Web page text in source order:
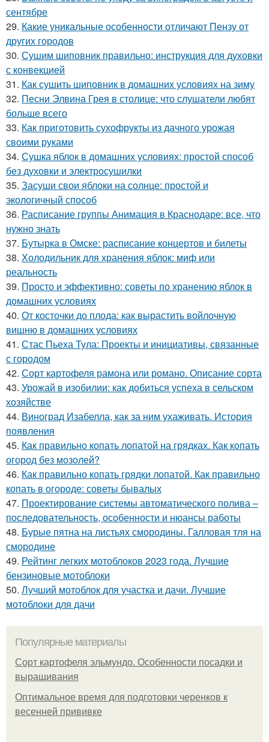
сентябре
29. Какие уникальные особенности отличают Пензу от
других городов
30. Сушим шиповник правильно: инструкция для духовки
с конвекцией
31. Как сушить шиповник в домашних условиях на зиму
32. Песни Элвина Грея в столице: что слушатели любят
больше всего
33. Как приготовить сухофрукты из дачного урожая
своими руками
34. Сушка яблок в домашних условиях: простой способ
без духовки и электросушилки
35. Засуши свои яблоки на солнце: простой и
экологичный способ
36. Расписание группы Анимация в Краснодаре: все, что
нужно знать
37. Бутырка в Омске: расписание концертов и билеты
38. Холодильник для хранения яблок: миф или
реальность
39. Просто и эффективно: советы по хранению яблок в
домашних условиях
40. От косточки до плода: как вырастить войлочную
вишню в домашних условиях
41. Стас Пьеха Тула: Проекты и инициативы, связанные
с городом
42. Сорт картофеля рамона или романо. Описание сорта
43. Урожай в изобилии: как добиться успеха в сельском
хозяйстве
44. Виноград Изабелла, как за ним ухаживать. История
появления
45. Как правильно копать лопатой на грядках. Как копать
огород без мозолей?
46. Как правильно копать грядки лопатой. Как правильно
копать в огороде: советы бывалых
47. Проектирование системы автоматического полива –
последовательность, особенности и нюансы работы
48. Бурые пятна на листьях смородины. Галловая тля на
смородине
49. Рейтинг легких мотоблоков 2023 года. Лучшие
бензиновые мотоблоки
50. Лучший мотоблок для участка и дачи. Лучшие
мотоблоки для дачи
Популярные материалы
Сорт картофеля эльмундо. Особенности посадки и
выращивания
Оптимальное время для подготовки черенков к
весенней прививке